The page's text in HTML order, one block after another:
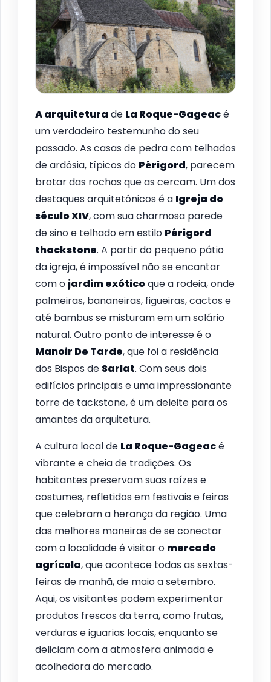
A arquitetura de La Roque-Gageacé
um verdadeiro testemunho do seu
passado. As casas de pedra com telhados
de ardósia, típicos do Périgord, parecem
brotar das rochas que as cercam. Um dos
destaques arquitetônicos é a Igreja do
século XIV, com sua charmosa parede
de sino e telhado em estilo Périgord
thackstone. A partir do pequeno pátio
da igreja, é impossível não se encantar
com o jardim exóticoque a rodeia, onde
palmeiras, bananeiras, figueiras, cactos e
até bambus se misturam em um solário
natural. Outro ponto de interesse é o
Manoir De Tarde, que foi a residência
dos Bispos de Sarlat. Com seus dois
edifícios principais e uma impressionante
torre de tackstone, é um deleite para os
amantes da arquitetura.
A cultura local de La Roque-Gageacé
vibrante e cheia de tradições. Os
habitantes preservam suas raízes e
costumes, refletidos em festivais e feiras
que celebram a herança da região. Uma
das melhores maneiras de se conectar
com a localidade é visitar o mercado
agrícola, que acontece todas as sextas-
feiras de manhã, de maio a setembro.
Aqui, os visitantes podem experimentar
produtos frescos da terra, como frutas,
verduras e iguarias locais, enquanto se
deliciam com a atmosfera animada e
acolhedora do mercado.